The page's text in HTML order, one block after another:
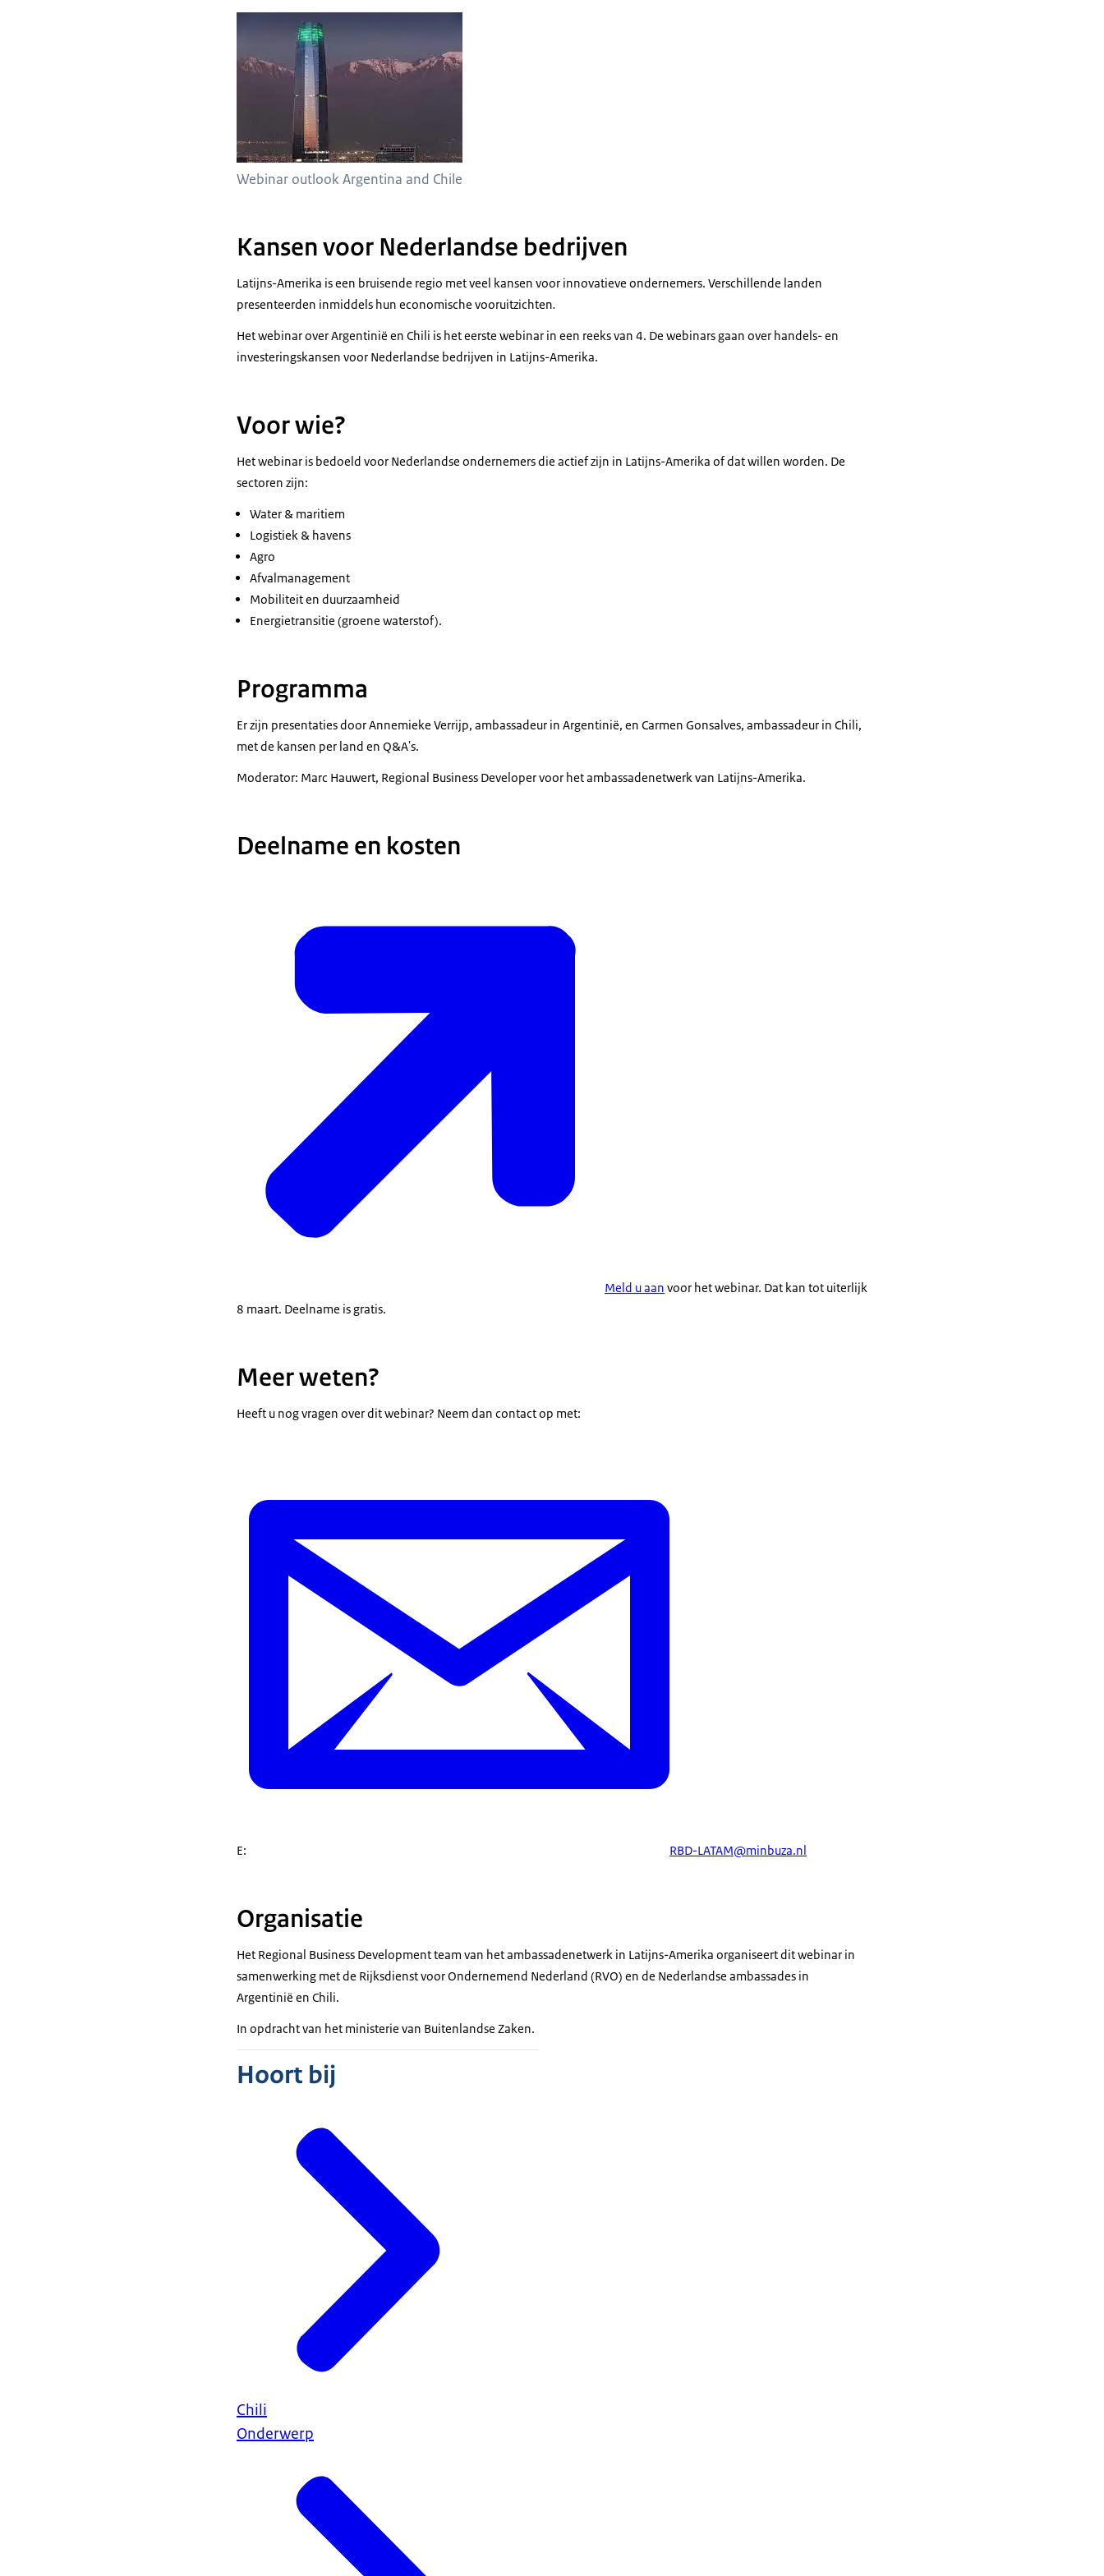
Webinar outlook Argentina and Chile
Kansen voor Nederlandse bedrijven
Latijns-Amerika is een bruisende regio met veel kansen voor innovatieve ondernemers. Verschillende landen
presenteerden inmiddels hun economische vooruitzichten.
Het webinar over Argentinië en Chili is het eerste webinar in een reeks van 4. De webinars gaan over handels- en
investeringskansen voor Nederlandse bedrijven in Latijns-Amerika.
Voor wie?
Het webinar is bedoeld voor Nederlandse ondernemers die actief zijn in Latijns-Amerika of dat willen worden. De
sectoren zijn:
Water & maritiem
Logistiek & havens
Agro
Afvalmanagement
Mobiliteit en duurzaamheid
Energietransitie (groene waterstof).
Programma
Er zijn presentaties door Annemieke Verrijp, ambassadeur in Argentinië, en Carmen Gonsalves, ambassadeur in Chili,
met de kansen per land en Q&A's.
Moderator: Marc Hauwert, Regional Business Developer voor het ambassadenetwerk van Latijns-Amerika.
Deelname en kosten
Meld u aan voor het webinar. Dat kan tot uiterlijk
8 maart. Deelname is gratis.
Meer weten?
Heeft u nog vragen over dit webinar? Neem dan contact op met:
E: RBD-LATAM@minbuza.nl
Organisatie
Het Regional Business Development team van het ambassadenetwerk in Latijns-Amerika organiseert dit webinar in
samenwerking met de Rijksdienst voor Ondernemend Nederland (RVO) en de Nederlandse ambassades in
Argentinië en Chili.
In opdracht van het ministerie van Buitenlandse Zaken.
Hoort bij
Chili
Onderwerp